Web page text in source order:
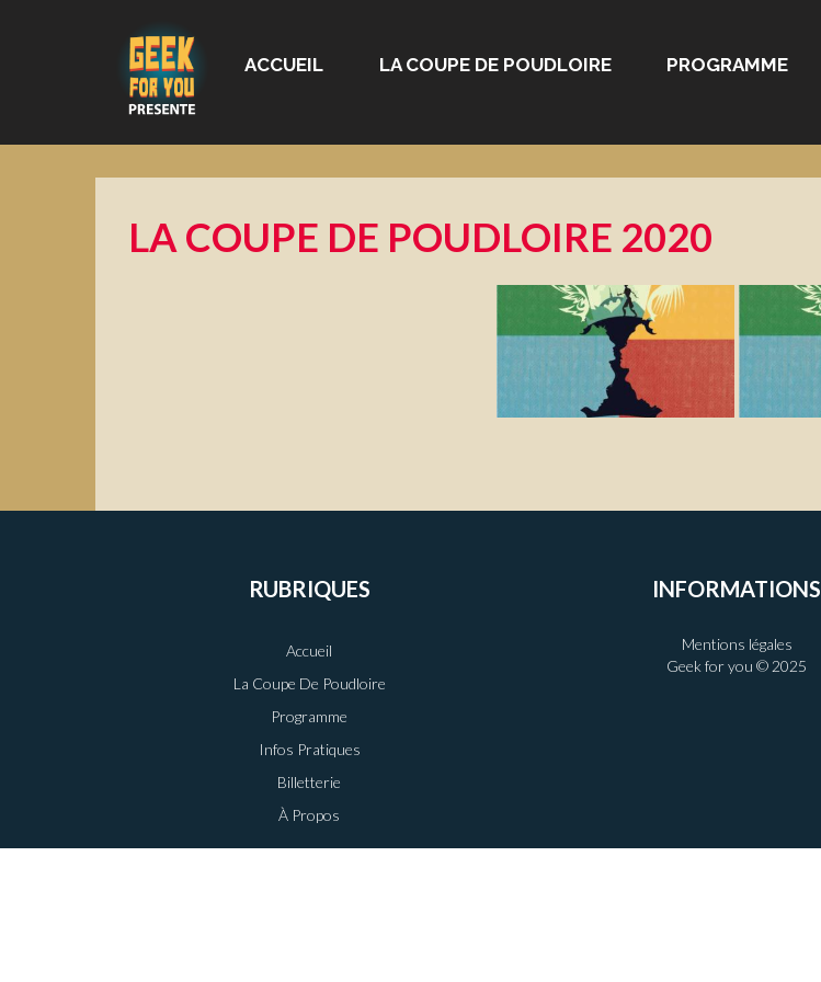
ACCUEIL LA COUPE DE POUDLOIRE PROGRAMME
LA COUPE DE POUDLOIRE 2020
RUBRIQUES
Accueil
La Coupe De Poudloire
Programme
Infos Pratiques
Billetterie
À Propos
INFORMATIONS
Mentions légales
Geek for you © 2025